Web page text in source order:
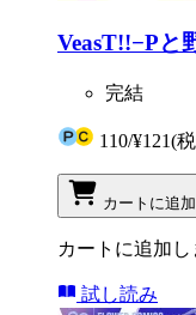
VeasT!!−Pと
完結
110/¥121(
カートに追加
カートに追加し
試し読み